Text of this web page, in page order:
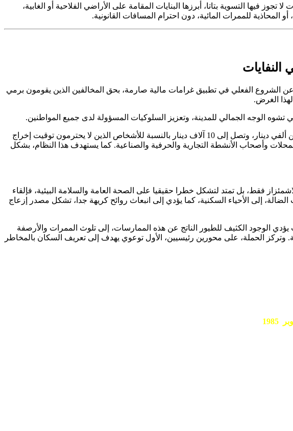
لكافة المخالفات، فهناك حالات لا تجوز فيها التسوية بتاتا، أبرزها البنايات المقامة على الأراضي الفلاحية أو الغابية،
للممرات المائية، دون احترام المسافات القانونية.
عن الشروع الفعلي في تطبيق غرامات مالية صارمة، بحق المخالفين الذين يقومون برمي
الغرض.
تشوه الوجه الجمالي للمدينة، وتعزيز السلوكيات المسؤولة لدى جميع المواطنين.
أفصحت بلدية أحمر العين، عن نظام الغرامات الجديد، الذي سيطبق بشكل تدريجي على المخالفين، حيث تبدأ الغرامات من ألفي دينار، وتصل إلى 10 آلاف دينار بالنسبة للأشخاص الذين لا يحترمون توقيت إخراج
ما بين 20 ألف دينار وتصل إلى 80 ألف دينار بالنسبة لأصحاب المحلات وأصحاب الأنشطة التجارية والحرفية والصناعية. كما يستهدف هذا النظام، بشكل
فقط، بل تمتد لتشكل خطرا حقيقيا على الصحة العامة والسلامة البيئية، فإلقاء
إلى الأحياء السكنية، كما يؤدي إلى انبعاث روائح كريهة جدا، تشكل مصدر إزعاج
الوجود الكثيف للطيور الناتج عن هذه الممارسات، إلى تلوث الممرات والأرصفة
الحملة، على محورين رئيسيين، الأول توعوي يهدف إلى تعريف السكان بالمخاطر